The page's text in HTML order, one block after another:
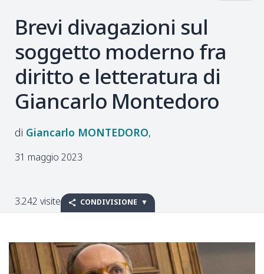
Brevi divagazioni sul
soggetto moderno fra
diritto e letteratura di
Giancarlo Montedoro
Giancarlo MONTEDORO
31 maggio 2023
3.242 visite CONDIVISIONE